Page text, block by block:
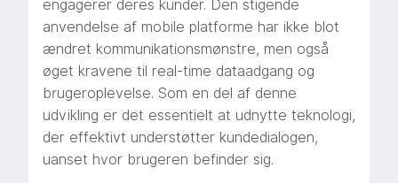
engagerer deres kunder. Den stigende
anvendelse af mobile platforme har ikke blot
ændret kommunikationsmønstre, men også
øget kravene til real-time dataadgang og
brugeroplevelse. Som en del af denne
udvikling er det essentielt at udnytte teknologi,
der effektivt understøtter kundedialogen,
uanset hvor brugeren befinder sig.